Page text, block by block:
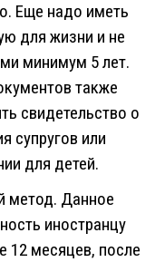
Еще надо иметь
для жизни и не
минимум 5 лет.
также
свидетельство о
супругов или
для детей.
метод. Данное
иностранцу
12 месяцев, после